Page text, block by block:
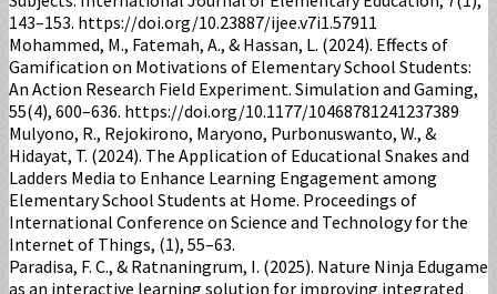
143–153. https://doi.org/10.23887/ijee.v7i1.57911
Mohammed, M., Fatemah, A., & Hassan, L. (2024). Effects of
Gamification on Motivations of Elementary School Students:
An Action Research Field Experiment. Simulation and Gaming,
55(4), 600–636. https://doi.org/10.1177/10468781241237389
Mulyono, R., Rejokirono, Maryono, Purbonuswanto, W., &
Hidayat, T. (2024). The Application of Educational Snakes and
Ladders Media to Enhance Learning Engagement among
Elementary School Students at Home. Proceedings of
International Conference on Science and Technology for the
Internet of Things, (1), 55–63.
Paradisa, F. C., & Ratnaningrum, I. (2025). Nature Ninja Edugame
as an interactive learning solution for improving integrated